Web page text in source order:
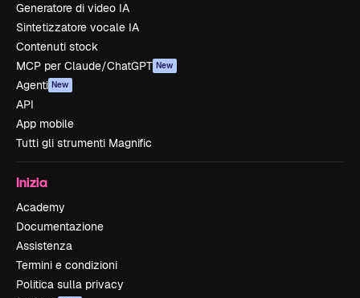
Generatore di video IA
Sintetizzatore vocale IA
Contenuti stock
MCP per Claude/ChatGPT New
Agenti New
API
App mobile
Tutti gli strumenti Magnific
Inizia
Academy
Documentazione
Assistenza
Termini e condizioni
Politica sulla privacy